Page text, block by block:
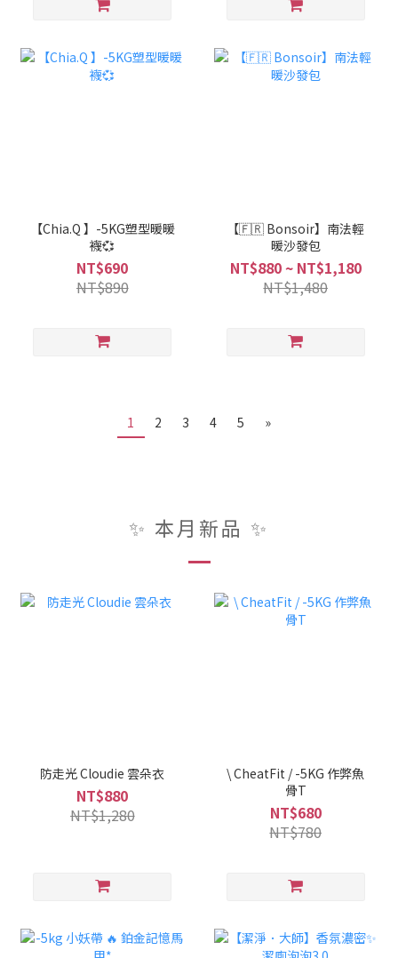
【Chia.Q 】-5KG塑型暖暖
襪💞
NT$690
NT$890
【🇫🇷 Bonsoir】南法輕
暖沙發包
NT$880 ~ NT$1,180
NT$1,480
1 2 3 4 5 »
✨ 本月新品 ✨
防走光 Cloudie 雲朵衣
NT$880
NT$1,280
\ CheatFit / -5KG 作弊魚
骨T
NT$680
NT$780